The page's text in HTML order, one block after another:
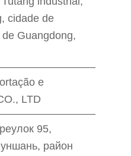
cidade de
Guangdong,
e
LTD
95,
район